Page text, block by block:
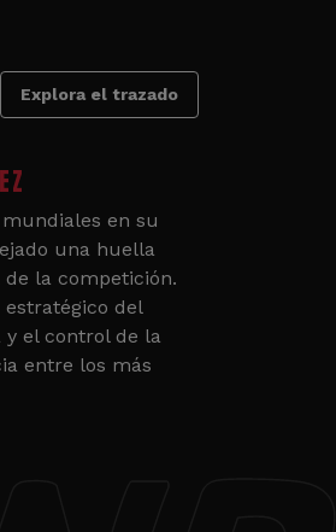
Explora el trazado
en su
una huella
la competición.
del
el control de la
entre los más